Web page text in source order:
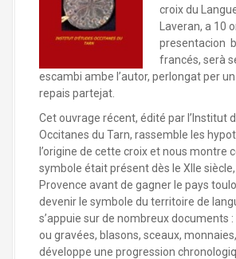
croix du
Laveran, a 10
presentacion
francés, serà
escambi ambe l’autor, perlongat per
repais partejat.
Cet ouvrage récent, édité par l’Institut
Occitanes du Tarn, rassemble les
l’origine de cette croix et nous montre
symbole était présent dès le XIIe
Provence avant de gagner le pays
devenir le symbole du territoire de
s’appuie sur de nombreux documents
ou gravées, blasons, sceaux,
développe une progression